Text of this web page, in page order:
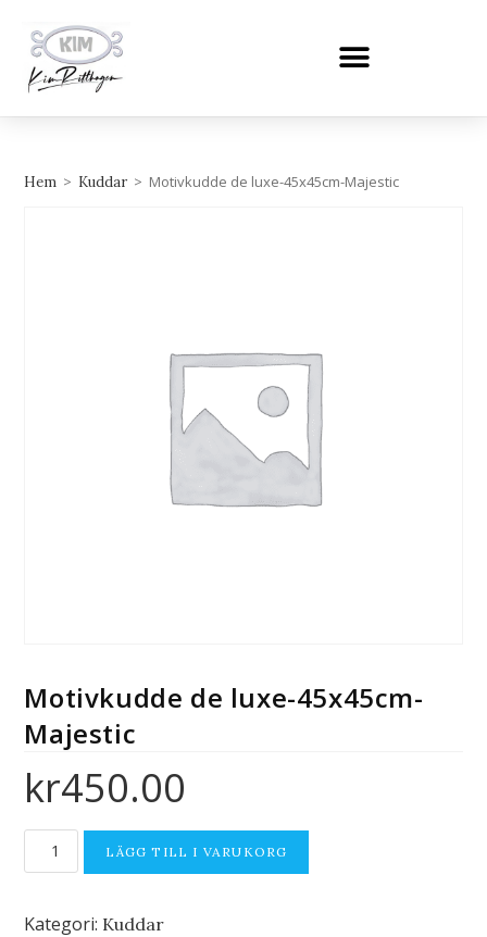
Hem > Kuddar > Motivkudde de luxe-45x45cm-Majestic
Motivkudde de luxe-45x45cm-
Majestic
kr450.00
LÄGG TILL I VARUKORG
Kategori: Kuddar